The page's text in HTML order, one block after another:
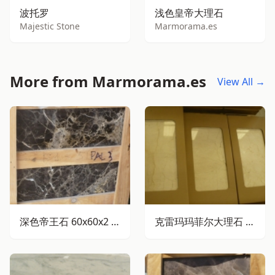
波托罗
Majestic Stone
浅色皇帝大理石
Marmorama.es
More from Marmorama.es View All →
深色帝王石 60x60x2 厘米 标准规格 克雷玛玛菲尔大理石 61x30.5x1厘米 经典款